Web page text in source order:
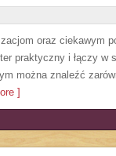
oraz ciekawym
praktyczny i łączy w
można znaleźć
]